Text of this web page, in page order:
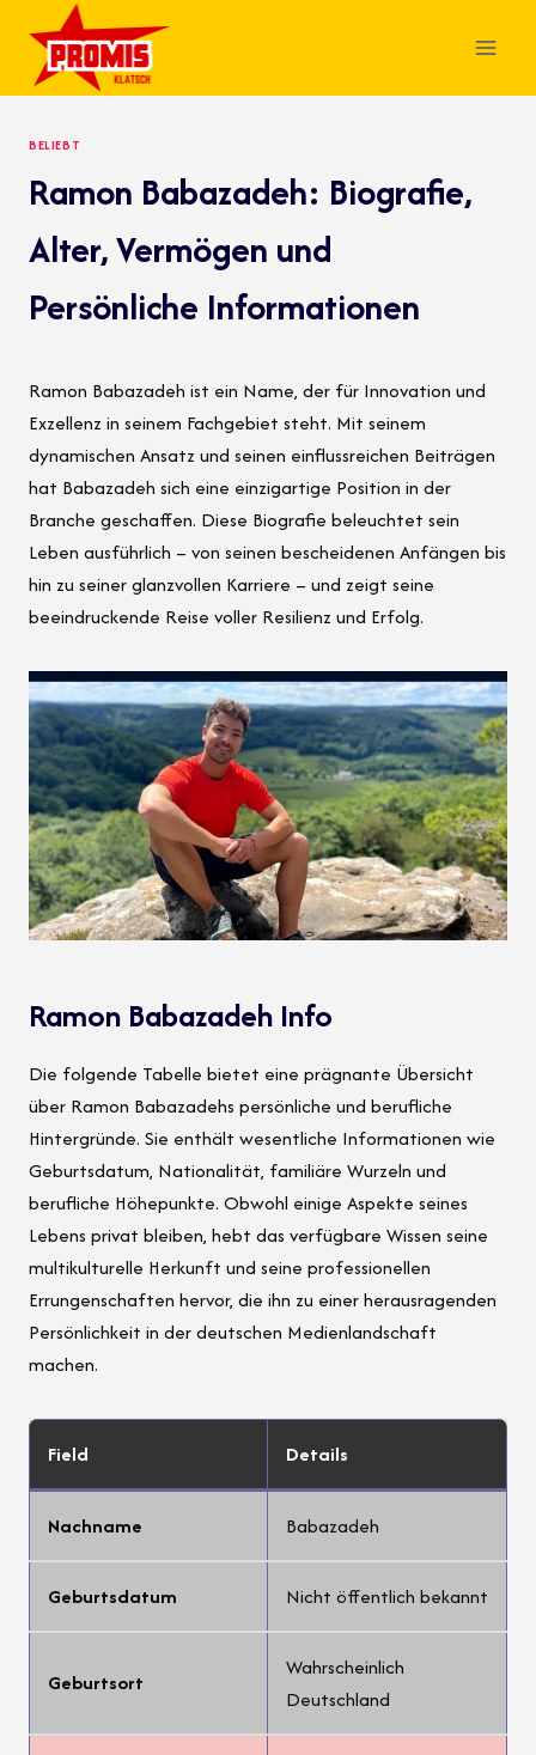
content
BELIEBT
Ramon Babazadeh: Biografie,
Alter, Vermögen und
Persönliche Informationen
Ramon Babazadeh ist ein Name, der für Innovation und
Exzellenz in seinem Fachgebiet steht. Mit seinem
dynamischen Ansatz und seinen einflussreichen Beiträgen
hat Babazadeh sich eine einzigartige Position in der
Branche geschaffen. Diese Biografie beleuchtet sein
Leben ausführlich – von seinen bescheidenen Anfängen bis
hin zu seiner glanzvollen Karriere – und zeigt seine
beeindruckende Reise voller Resilienz und Erfolg.
Ramon Babazadeh Info
Die folgende Tabelle bietet eine prägnante Übersicht
über Ramon Babazadehs persönliche und berufliche
Hintergründe. Sie enthält wesentliche Informationen wie
Geburtsdatum, Nationalität, familiäre Wurzeln und
berufliche Höhepunkte. Obwohl einige Aspekte seines
Lebens privat bleiben, hebt das verfügbare Wissen seine
multikulturelle Herkunft und seine professionellen
Errungenschaften hervor, die ihn zu einer herausragenden
Persönlichkeit in der deutschen Medienlandschaft
machen.
Field Details
Nachname Babazadeh
Geburtsdatum Nicht öffentlich bekannt
Geburtsort
Wahrscheinlich
Deutschland